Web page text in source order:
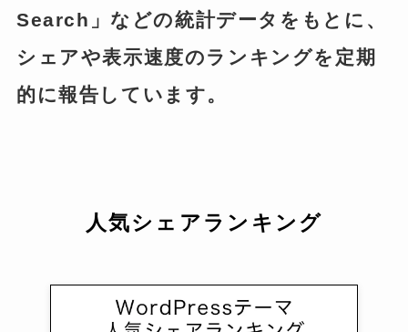
Search」などの統計データをもとに、
シェアや表示速度のランキングを定期
的に報告しています。
人気シェアランキング